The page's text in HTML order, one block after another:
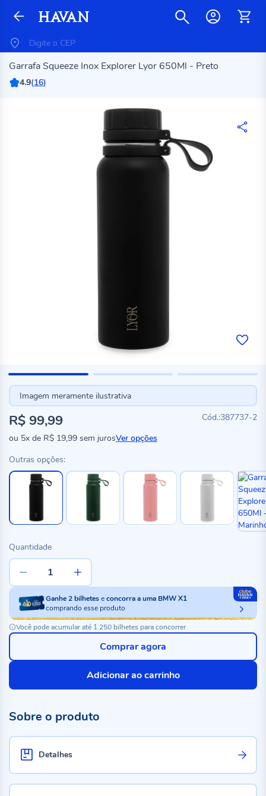
Garrafa Squeeze Inox Explorer Lyor 650Ml - Preto
4.9(16)
Imagem meramente ilustrativa
387737-2
R$ 99,99
ou 5x de R$ 19,99 sem jurosVer opções
Outras opções:
Quantidade
Ganhe2bilheteseconcorra a uma BMW X1
comprando esse produto
Você pode acumular até 1.250 bilhetes para concorrer
Adicionar ao carrinho
Comprar agora
Sobre o produto
Detalhes